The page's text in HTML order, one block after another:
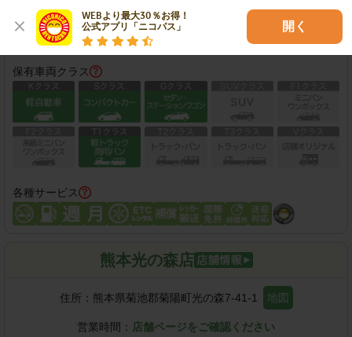
WEBより最大30％お得！
公式アプリ「ニコパス」
開く
この店舗で予約する
保有車両クラス
各種サービス
熊本光の森店
住所： 熊本県菊池郡菊陽町光の森7-41-1 地図
営業時間： 店舗ページをご確認ください